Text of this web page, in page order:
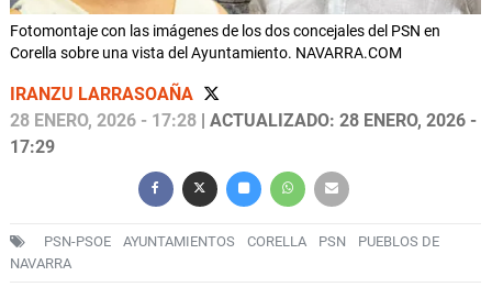
Fotomontaje con las imágenes de los dos concejales del PSN en
Corella sobre una vista del Ayuntamiento. NAVARRA.COM
IRANZU LARRASOAÑA
28 ENERO, 2026 - 17:28 | ACTUALIZADO: 28 ENERO, 2026 -
17:29
PSN-PSOE AYUNTAMIENTOS CORELLA PSN
PUEBLOS DE
NAVARRA